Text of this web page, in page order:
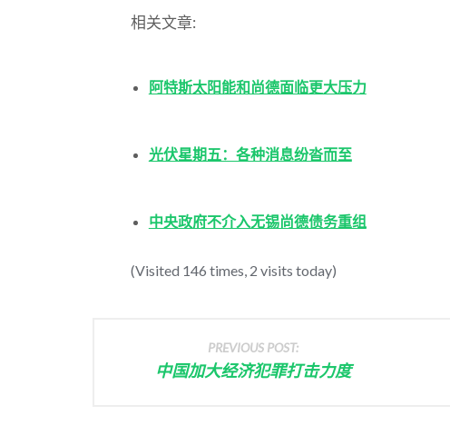
相关文章:
阿特斯太阳能和尚德面临更大压力
光伏星期五：各种消息纷沓而至
中央政府不介入无锡尚德债务重组
(Visited 146 times, 2 visits today)
PREVIOUS POST:
中国加大经济犯罪打击力度